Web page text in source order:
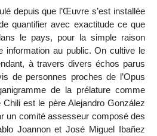
depuis que l’Œuvre s’est installée
quantifier avec exactitude ce que
le pays, pour la simple raison
information au public. On cultive le
à travers divers échos parus
de personnes proches de l’Opus
de la prélature comme
est le père Alejandro González
un comité assesseur composé des
Joannon et José Miguel Ibañez